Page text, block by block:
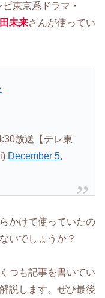
東京系ドラマ・
未来さんが使ってい
放送【テレ東
December 5,
かけて使っていたの
いでしょうか？
つも記事を書いてい
説します。ぜひ最後